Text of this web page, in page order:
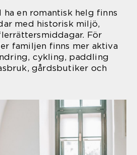
en romantisk helg finns
med historisk miljö,
För
familjen finns mer aktiva
cykling, paddling
gårdsbutiker och